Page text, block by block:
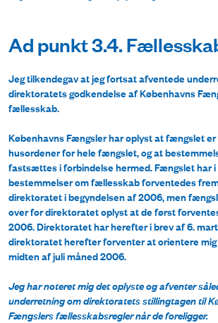
Ad punkt 3.4.
Jeg tilkendegav at jeg fortsat afventede
direktoratets godkendelse af Københavns
fællesskab.
Københavns Fængsler har oplyst at fængslet
husordener for hele fængslet, og at
fastsættes i forbindelse hermed. Fængslet har
bestemmelser om fællesskab forventedes
direktoratet i begyndelsen af 2006, men
over for direktoratet oplyst at de først
2006. Direktoratet har herefter i brev af 6.
direktoratet herefter forventer at orientere
midten af juli måned 2006.
Jeg har noteret mig det oplyste og afventer
underretning om direktoratets stillingtagen til
Fængslers fællesskabsregler når de foreligger.